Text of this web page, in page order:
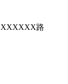
路